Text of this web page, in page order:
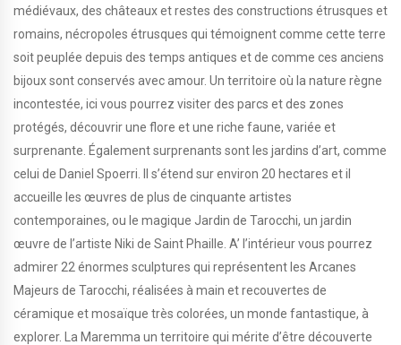
médiévaux, des châteaux et restes des constructions étrusques et
romains, nécropoles étrusques qui témoignent comme cette terre
soit peuplée depuis des temps antiques et de comme ces anciens
bijoux sont conservés avec amour. Un territoire où la nature règne
incontestée, ici vous pourrez visiter des parcs et des zones
protégés, découvrir une flore et une riche faune, variée et
surprenante. Également surprenants sont les jardins d’art, comme
celui de Daniel Spoerri. Il s’étend sur environ 20 hectares et il
accueille les œuvres de plus de cinquante artistes
contemporaines, ou le magique Jardin de Tarocchi, un jardin
œuvre de l’artiste Niki de Saint Phaille. A’ l’intérieur vous pourrez
admirer 22 énormes sculptures qui représentent les Arcanes
Majeurs de Tarocchi, réalisées à main et recouvertes de
céramique et mosaïque très colorées, un monde fantastique, à
explorer. La Maremma un territoire qui mérite d’être découverte